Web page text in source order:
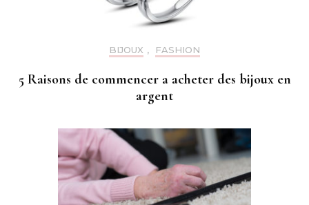
BIJOUX , FASHION
5 Raisons de commencer a acheter des bijoux en
argent